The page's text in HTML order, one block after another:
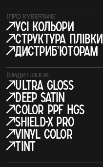
{ ПРО KYBERTANE
усі кольори
структура плівки
Дистрибʼюторам
{ВИДИ ПЛІВОК
Ultra Gloss
Deep Satin
COLOR PPF HGS
SHIELD-X PRO
Vinyl Color
Tint